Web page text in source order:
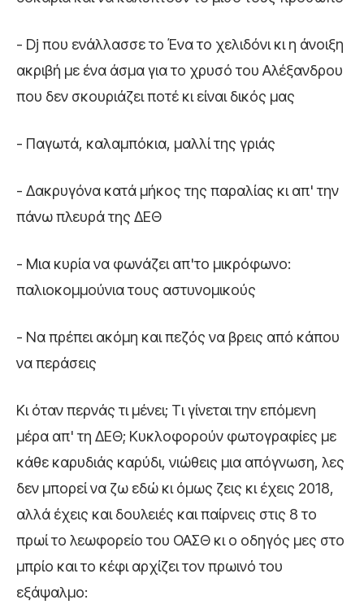
- Dj που ενάλλασσε το Ένα το χελιδόνι κι η άνοιξη
ακριβή με ένα άσμα για το χρυσό του Αλέξανδρου
που δεν σκουριάζει ποτέ κι είναι δικός μας
- Παγωτά, καλαμπόκια, μαλλί της γριάς
- Δακρυγόνα κατά μήκος της παραλίας κι απ' την
πάνω πλευρά της ΔΕΘ
- Μια κυρία να φωνάζει απ'το μικρόφωνο:
παλιοκομμούνια τους αστυνομικούς
- Να πρέπει ακόμη και πεζός να βρεις από κάπου
να περάσεις
Κι όταν περνάς τι μένει; Τι γίνεται την επόμενη
μέρα απ' τη ΔΕΘ; Κυκλοφορούν φωτογραφίες με
κάθε καρυδιάς καρύδι, νιώθεις μια απόγνωση, λες
δεν μπορεί να ζω εδώ κι όμως ζεις κι έχεις 2018,
αλλά έχεις και δουλειές και παίρνεις στις 8 το
πρωί το λεωφορείο του ΟΑΣΘ κι ο οδηγός μες στο
μπρίο και το κέφι αρχίζει τον πρωινό του
εξάψαλμο: